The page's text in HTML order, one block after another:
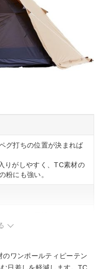
グ打ちの位置が決まれば
りがしやすく、TC素材の
粉にも強い。
。
ワンポールティピーテン